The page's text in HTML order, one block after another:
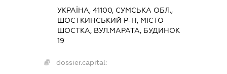
УКРАЇНА, 41100, СУМСЬКА ОБЛ.,
ШОСТКИНСЬКИЙ Р-Н, МІСТО
ШОСТКА, ВУЛ.МАРАТА, БУДИНОК
19
dossier.capital: